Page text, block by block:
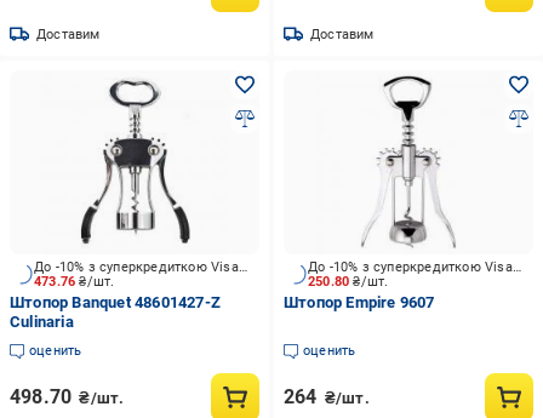
Доставим Доставим
473.76₴/шт.
До -10% з суперкредиткою Visa Вигода
Штопор Banquet 48601427-Z
Culinaria
оценить
498.70 ₴/шт.
250.80₴/шт.
До -10% з суперкредиткою Visa Вигода
Штопор Empire 9607
оценить
264 ₴/шт.